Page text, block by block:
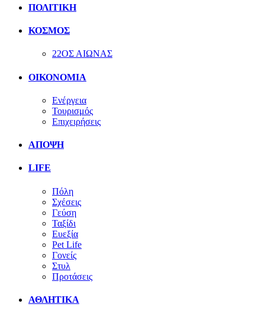
ΠΟΛΙΤΙΚΗ
ΚΟΣΜΟΣ
22ΟΣ ΑΙΩΝΑΣ
ΟΙΚΟΝΟΜΙΑ
Ενέργεια
Τουρισμός
Επιχειρήσεις
ΑΠΟΨΗ
LIFE
Πόλη
Σχέσεις
Γεύση
Ταξίδι
Ευεξία
Pet Life
Γονείς
Στυλ
Προτάσεις
ΑΘΛΗΤΙΚΑ